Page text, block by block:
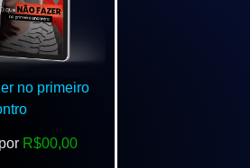
no primeiro
por R$00,00